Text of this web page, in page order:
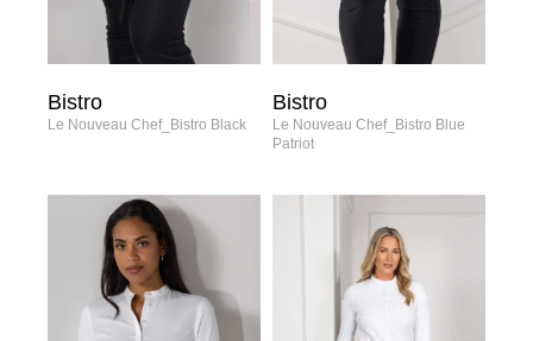
Bistro
Le Nouveau Chef_Bistro Black
Bistro
Le Nouveau Chef_Bistro Blue
Patriot